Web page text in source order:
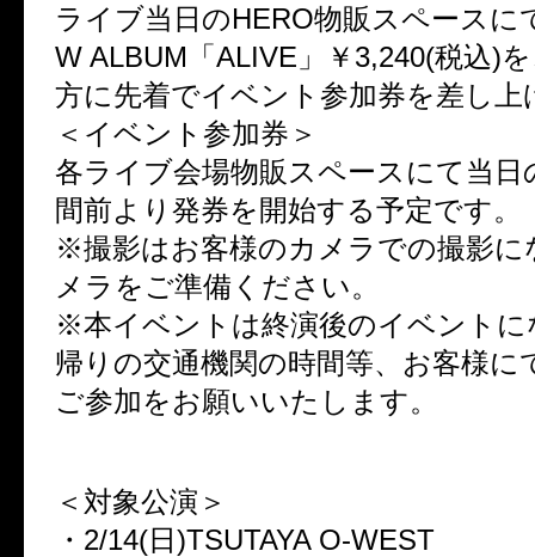
ライブ当日のHERO物販スペースに
W ALBUM「ALIVE」￥3,240(税込)
方に先着でイベント参加券を差し上
＜イベント参加券＞
各ライブ会場物販スペースにて当日
間前より発券を開始する予定です。
※撮影はお客様のカメラでの撮影に
メラをご準備ください。
※本イベントは終演後のイベントに
帰りの交通機関の時間等、お客様に
ご参加をお願いいたします。
＜対象公演＞
・2/14(日)TSUTAYA O-WEST